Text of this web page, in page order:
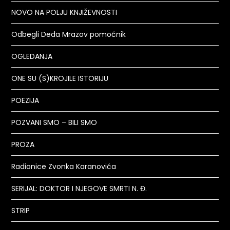
NOVO NA POLJU KNJIŽEVNOSTI
Odbegli Deda Mrazov pomoćnik
OGLEDANJA
ONE SU (S)KROJILE ISTORIJU
POEZIJA
POZVANI SMO – BILI SMO
PROZA
Radionice Zvonka Karanovića
SERIJAL: DOKTOR I NJEGOVE SMRTI N. Đ.
STRIP